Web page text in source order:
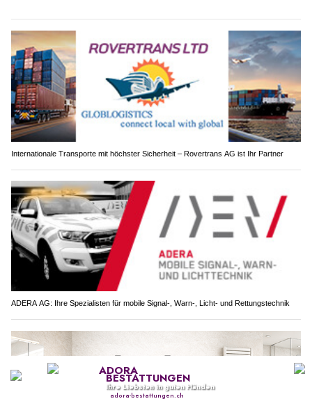
Internationale Transporte mit höchster Sicherheit – Rovertrans AG ist Ihr Partner
ADERA AG: Ihre Spezialisten für mobile Signal-, Warn-, Licht- und Rettungstechnik